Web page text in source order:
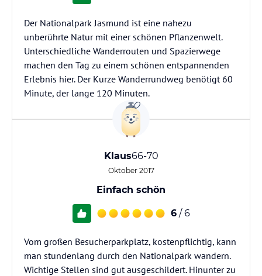
Der Nationalpark Jasmund ist eine nahezu
unberührte Natur mit einer schönen Pflanzenwelt.
Unterschiedliche Wanderrouten und Spazierwege
machen den Tag zu einem schönen entspannenden
Erlebnis hier. Der Kurze Wanderrundweg benötigt 60
Minute, der lange 120 Minuten.
Klaus66-70
Oktober 2017
Einfach schön
6 / 6
Vom großen Besucherparkplatz, kostenpflichtig, kann
man stundenlang durch den Nationalpark wandern.
Wichtige Stellen sind gut ausgeschildert. Hinunter zu